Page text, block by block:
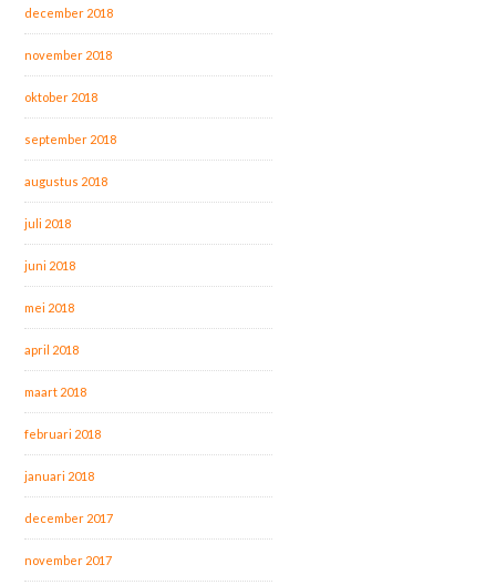
december 2018
november 2018
oktober 2018
september 2018
augustus 2018
juli 2018
juni 2018
mei 2018
april 2018
maart 2018
februari 2018
januari 2018
december 2017
november 2017